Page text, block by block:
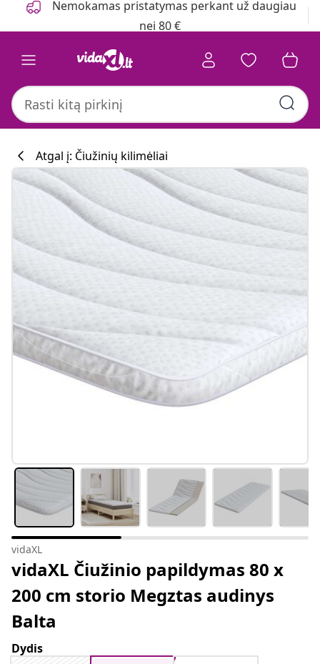
Nemokamas pristatymas perkant už daugiau
nei 80 €
Atgal į: Čiužinių kilimėliai
vidaXL
vidaXL Čiužinio papildymas 80 x
200 cm storio Megztas audinys
Balta
Dydis